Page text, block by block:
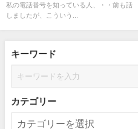
私の電話番号を知っている人、・・前も話
しましたが、こういう...
キーワード
カテゴリー